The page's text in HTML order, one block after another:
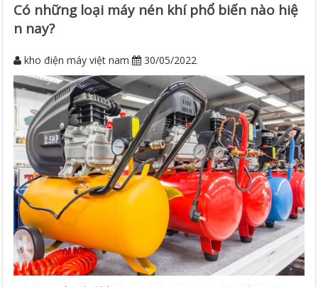
Có những loại máy nén khí phổ biến nào hiệ
n nay?
kho điện máy việt nam 30/05/2022